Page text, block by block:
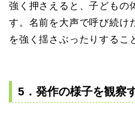
強く押さえると、子どもの
す。名前を大声で呼び続け
を強く揺さぶったりするこ
5．発作の様子を観察